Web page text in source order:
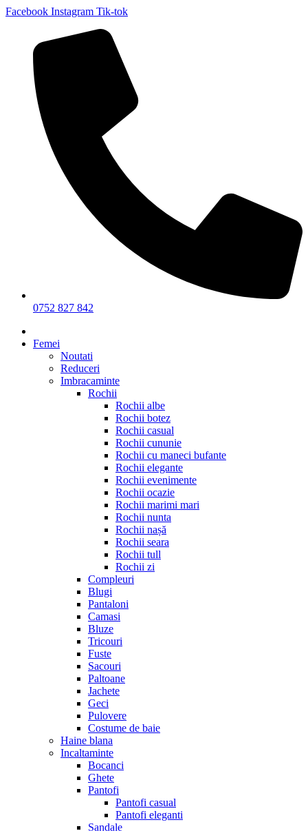
Facebook Instagram Tik-tok
0752 827 842
Femei
Noutati
Reduceri
Imbracaminte
Rochii
Rochii albe
Rochii botez
Rochii casual
Rochii cununie
Rochii cu maneci bufante
Rochii elegante
Rochii evenimente
Rochii ocazie
Rochii marimi mari
Rochii nunta
Rochii nașă
Rochii seara
Rochii tull
Rochii zi
Compleuri
Blugi
Pantaloni
Camasi
Bluze
Tricouri
Fuste
Sacouri
Paltoane
Jachete
Geci
Pulovere
Costume de baie
Haine blana
Incaltaminte
Bocanci
Ghete
Pantofi
Pantofi casual
Pantofi eleganti
Sandale